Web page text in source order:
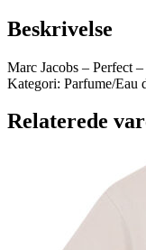
Beskrivelse
Marc Jacobs – Perfect
Kategori: Parfume/Eau
Relaterede